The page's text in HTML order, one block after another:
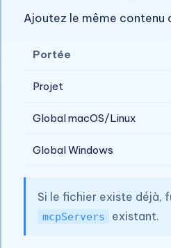
Ajoutez le même contenu
Portée
Projet
Global macOS/Linux
Global Windows
Si le fichier existe déjà,
mcpServers existant.